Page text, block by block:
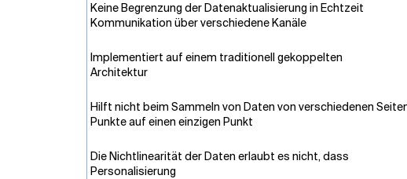
Keine Begrenzung der Datenaktualisierung in Echtzeit
Kommunikation über verschiedene Kanäle
Implementiert auf einem traditionell gekoppelten
Architektur
Hilft nicht beim Sammeln von Daten von verschiedenen
Punkte auf einen einzigen Punkt
Die Nichtlinearität der Daten erlaubt es nicht, dass
Personalisierung